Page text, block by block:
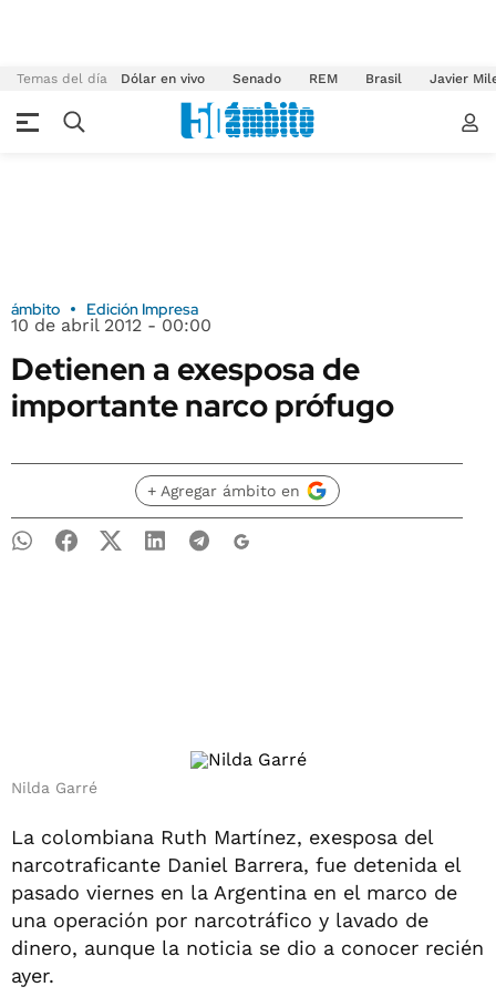
Temas del día Dólar en vivo Senado REM Brasil Javier
ámbito Edición Impresa
10 de abril 2012 - 00:00
Detienen a exesposa de
importante narco prófugo
+ Agregar ámbito en
Nilda Garré
La colombiana Ruth Martínez, exesposa del
narcotraficante Daniel Barrera, fue detenida el
pasado viernes en la Argentina en el marco de
una operación por narcotráfico y lavado de
dinero, aunque la noticia se dio a conocer recién
ayer.